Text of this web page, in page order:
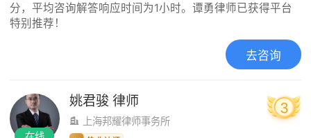
分，平均咨询解答响应时间为1小时。谭勇律师已获得平台
特别推荐！
去咨询
姚君骏 律师
上海邦耀律师事务所
3